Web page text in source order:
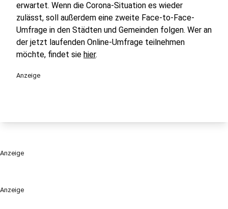
Anzeige
erwartet. Wenn die Corona-Situation es wieder
zulässt, soll außerdem eine zweite Face-to-Face-
Umfrage in den Städten und Gemeinden folgen. Wer an
der jetzt laufenden Online-Umfrage teilnehmen
möchte, findet sie hier.
Anzeige
Anzeige